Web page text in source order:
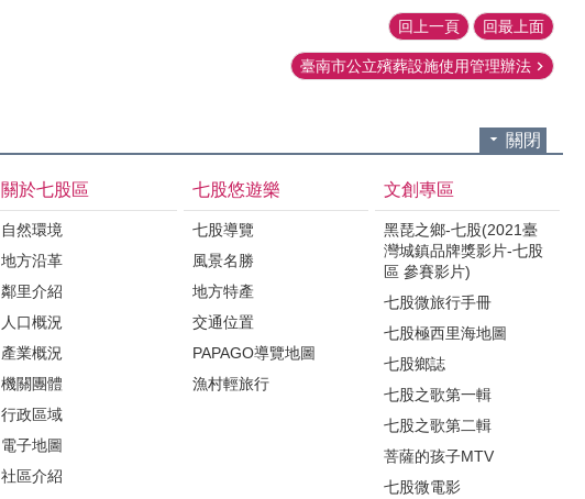
回上一頁 回最上面
臺南市公立殯葬設施使用管理辦法
關閉
關於七股區
自然環境
地方沿革
鄰里介紹
人口概況
產業概況
機關團體
行政區域
電子地圖
社區介紹
七股悠遊樂
七股導覽
風景名勝
地方特產
交通位置
PAPAGO導覽地圖
漁村輕旅行
文創專區
黑琵之鄉-七股(2021臺
灣城鎮品牌獎影片-七股
區 參賽影片)
七股微旅行手冊
七股極西里海地圖
七股鄉誌
七股之歌第一輯
七股之歌第二輯
菩薩的孩子MTV
七股微電影